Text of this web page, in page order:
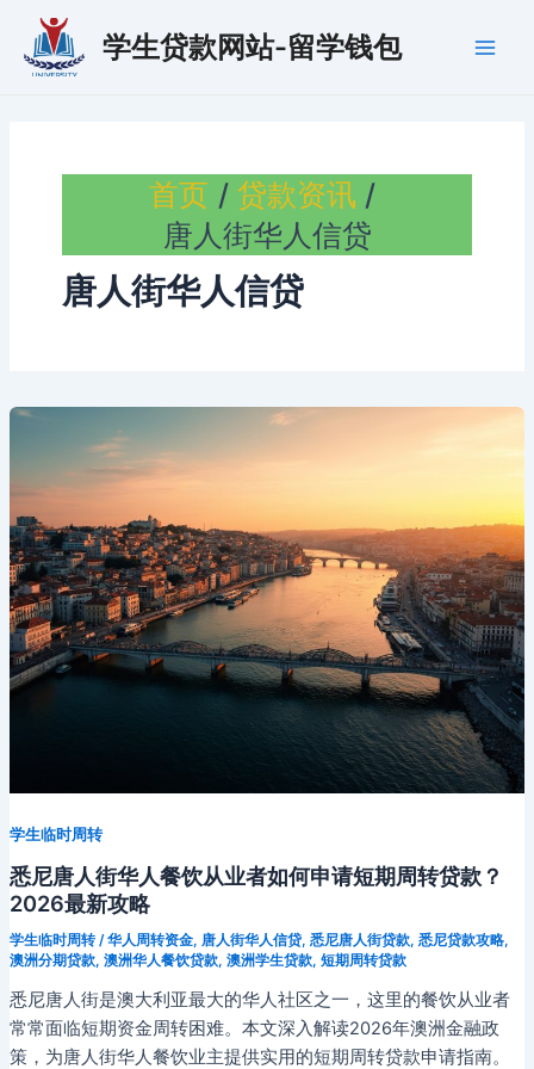
学生贷款网站-留学钱包
首页
贷款资讯
唐人街华人信贷
唐人街华人信贷
学生临时周转
悉尼唐人街华人餐饮从业者如何申请短期周转贷款？
2026最新攻略
学生临时周转/华人周转资金, 唐人街华人信贷, 悉尼唐人街贷款, 悉尼贷款攻略,
澳洲分期贷款, 澳洲华人餐饮贷款, 澳洲学生贷款, 短期周转贷款
悉尼唐人街是澳大利亚最大的华人社区之一，这里的餐饮从业者
常常面临短期资金周转困难。本文深入解读2026年澳洲金融政
策，为唐人街华人餐饮业主提供实用的短期周转贷款申请指南。